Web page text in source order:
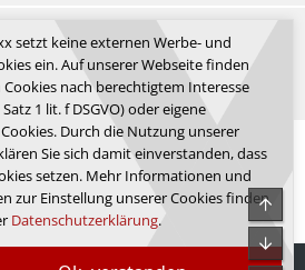
Serie Founders Edition: Erst EOL
Gelöschtes Mitglied 48212
WhatsApp
E-MailLink
setzt keine externen Werbe- und
ein. Auf unserer Webseite finden
Cookies nach berechtigtem Interesse
1 lit. f DSGVO) oder eigene
Durch die Nutzung unserer
Sie sich damit einverstanden, dass
setzen. Mehr Informationen und
zur Einstellung unserer Cookies finden
Datenschutzerklärung.